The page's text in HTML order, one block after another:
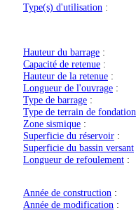
Type(s) d'utilisation :
Hauteur du barrage :
Capacité de retenue :
Hauteur de la retenue :
Longueur de l'ouvrage :
Type de barrage :
Type de terrain de fondation
Zone sismique :
Superficie du réservoir :
Superficie du bassin versant
Longueur de refoulement :
Année de construction :
Année de modification :